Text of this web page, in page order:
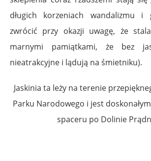
długich korzeniach wandalizmu i
zwrócić przy okazji uwagę, że
marnymi pamiątkami, że bez
nieatrakcyjne i lądują na śmietniku).
Jaskinia ta leży na terenie
Parku Narodowego i jest
spaceru po Dolinie